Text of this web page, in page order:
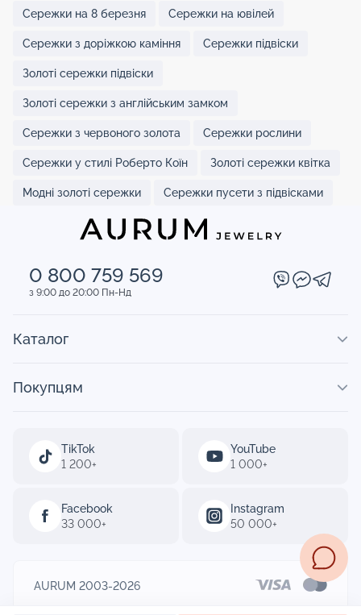
Сережки на 8 березня Сережки на ювілей
Сережки з доріжкою каміння Сережки підвіски
Золоті сережки підвіски
Золоті сережки з англійським замком
Сережки з червоного золота Сережки рослини
Сережки у стилі Роберто Коїн Золоті сережки квітка
Модні золоті сережки Сережки пусети з підвісками
0 800 759 569
з 9:00 до 20:00 Пн-Нд
TikTok
1 200+
YouTube
1 000+
Facebook
33 000+
Instagram
50 000+
Каталог
Покупцям
AURUM 2003-2026